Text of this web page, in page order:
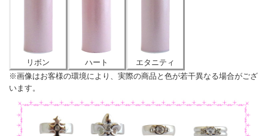
リボン ハート
エタニティ
※画像はお客様の環境により、実際の商品と色が若干異なる場合がござ
います。